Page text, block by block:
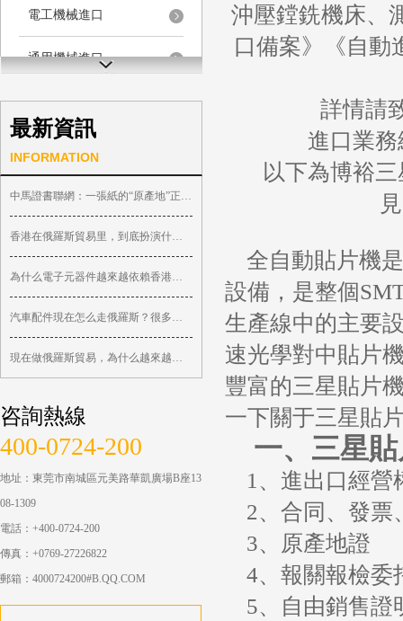
電工機械進口
通用機械進口
儀器儀表進口
其它機械進口
最新資訊
INFORMATION
中馬證書聯網：一張紙的“原產地”正在 ...
香港在俄羅斯貿易里，到底扮演什么角色 ...
為什么電子元器件越來越依賴香港中轉？
汽車配件現在怎么走俄羅斯？很多訂單已 ...
現在做俄羅斯貿易，為什么越來越依賴中 ...
咨詢熱線
400-0724-200
地址：東莞市南城區元美路華凱廣場B座13
08-1309
電話：+400-0724-200
傳真：+0769-27226822
郵箱：4000724200#B.QQ.COM
沖壓鏜銑機床、
口備案》《自動
詳情請
進口業務
以下為博裕三
全自動貼片機
設備，是整個
生產線中的主要
速光學對中貼片
豐富的三星貼片
一下關于三星貼
一、三星貼
1、進出口經營
2、合同、發票
3、原產地證
4、報關報檢委
5、自由銷售證